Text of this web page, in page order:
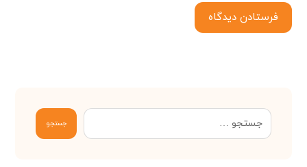
فرستادن دیدگاه
جستجو